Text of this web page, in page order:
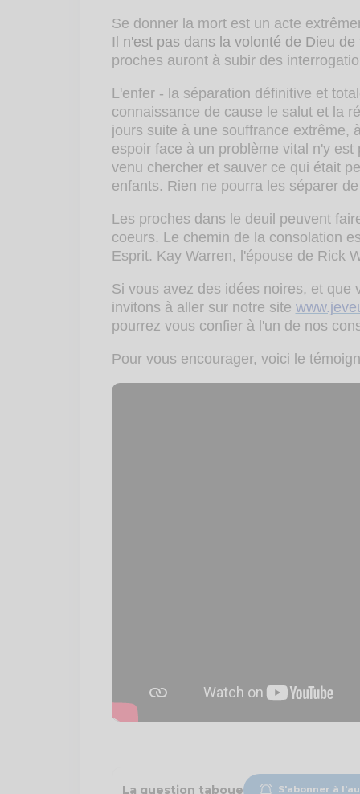
Se donner la mort est un acte
Il n'est pas dans la volonté de Dieu de
proches auront à subir des
L'enfer - la séparation définitive et
connaissance de cause le salut et la
jours suite à une souffrance extrême,
espoir face à un problème vital n'y
venu chercher et sauver ce qui était
enfants. Rien ne pourra les séparer
Les proches dans le deuil peuvent
coeurs. Le chemin de la consolation
Esprit. Kay Warren, l'épouse de Rick
Si vous avez des idées noires, et que
invitons à aller sur notre site
pourrez vous confier à l'un de nos
Pour vous encourager, voici le
La question taboue S'abonner à